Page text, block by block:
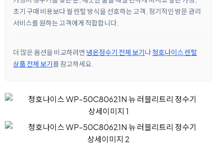
초기 구매 비용보다 월 렌탈 방식을 선호하는 고객, 정기적인 방문 관리
서비스를 원하는 고객에게 적합합니다.
더 많은 옵션을 비교하려면 냉온정수기 전체 보기나청호나이스 렌탈
상품 전체 보기를 참고하세요.